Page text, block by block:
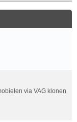
via VAG klonen